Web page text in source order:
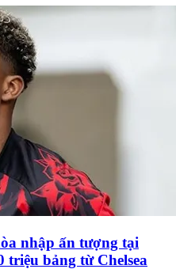
nhập ấn tượng tại
bảng từ Chelsea